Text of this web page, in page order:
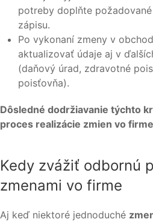
potreby doplňte
zápisu.
Po vykonaní zmeny v
aktualizovať údaje aj v
(daňový úrad, zdravotné
poisťovňa).
Dôsledné dodržiavanie týchto
proces realizácie zmien vo
Kedy zvážiť odbornú
zmenami vo firme
Aj keď niektoré jednoduché